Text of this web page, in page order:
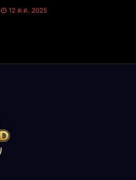
สายน้ำ
12 ต.ค. 2025